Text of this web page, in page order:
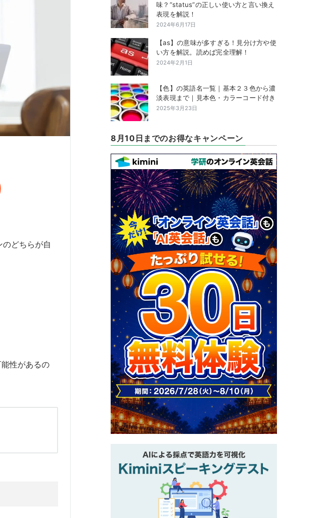
どちらが自
性があるの
味？”status”の正しい使い方と言い換え
表現を解説！
2024年6月17日
【as】の意味が多すぎる！見分け方や使
い方を解説。読めば完全理解！
2024年2月1日
【色】の英語名一覧｜基本２３色から濃
淡表現まで｜見本色・カラーコード付き
2025年3月23日
8月10日までのお得なキャンペーン